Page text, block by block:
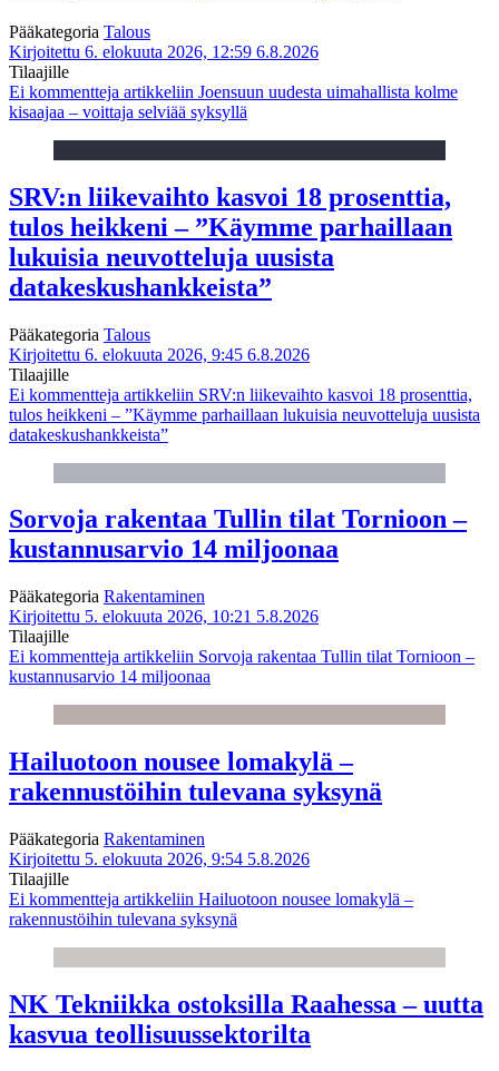
Pääkategoria Talous
Kirjoitettu 6. elokuuta 2026, 12:59 6.8.2026
Tilaajille
Ei kommentteja artikkeliin Joensuun uudesta uimahallista kolme
kisaajaa – voittaja selviää syksyllä
SRV:n liikevaihto kasvoi 18 prosenttia,
tulos heikkeni – ”Käymme parhaillaan
lukuisia neuvotteluja uusista
datakeskushankkeista”
Pääkategoria Talous
Kirjoitettu 6. elokuuta 2026, 9:45 6.8.2026
Tilaajille
Ei kommentteja artikkeliin SRV:n liikevaihto kasvoi 18 prosenttia,
tulos heikkeni – ”Käymme parhaillaan lukuisia neuvotteluja uusista
datakeskushankkeista”
Sorvoja rakentaa Tullin tilat Tornioon –
kustannusarvio 14 miljoonaa
Pääkategoria Rakentaminen
Kirjoitettu 5. elokuuta 2026, 10:21 5.8.2026
Tilaajille
Ei kommentteja artikkeliin Sorvoja rakentaa Tullin tilat Tornioon –
kustannusarvio 14 miljoonaa
Hailuotoon nousee lomakylä –
rakennustöihin tulevana syksynä
Pääkategoria Rakentaminen
Kirjoitettu 5. elokuuta 2026, 9:54 5.8.2026
Tilaajille
Ei kommentteja artikkeliin Hailuotoon nousee lomakylä –
rakennustöihin tulevana syksynä
NK Tekniikka ostoksilla Raahessa – uutta
kasvua teollisuussektorilta